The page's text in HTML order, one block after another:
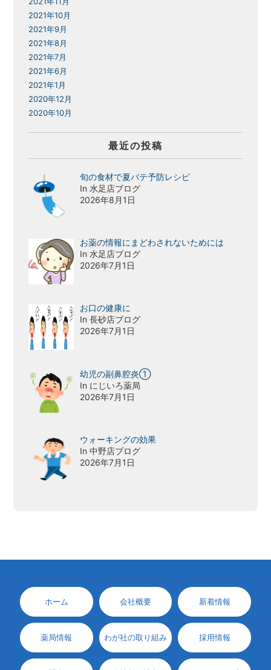
2021年10月
2021年9月
2021年8月
2021年7月
2021年6月
2021年1月
2020年12月
2020年10月
最近の投稿
旬の食材で夏バテ予防レシピ
In 水足店ブログ
2026年8月1日
お薬の情報にまどわされないためには
In 水足店ブログ
2026年7月1日
お口の健康に
In 長砂店ブログ
2026年7月1日
幼児の副鼻腔炎①
In にじいろ薬局
2026年7月1日
ウォーキングの効果
In 中野店ブログ
2026年7月1日
ホーム 会社概要 新着情報
薬局情報 わが社の取り組み 採用情報